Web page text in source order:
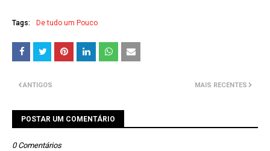
Tags: De tudo um Pouco
MAIS RECENTES
ANTIGOS
POSTAR UM COMENTÁRIO
0 Comentários